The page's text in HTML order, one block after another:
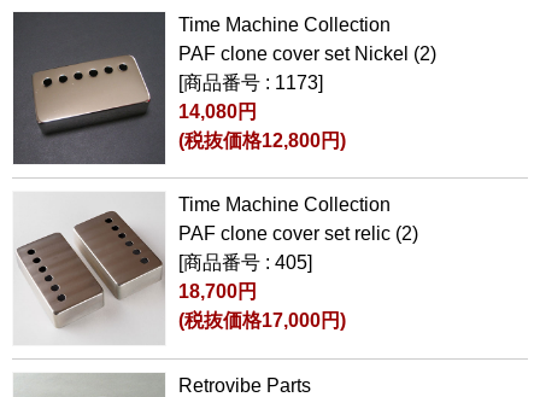
Time Machine Collection
PAF clone cover set Nickel (2)
[商品番号 : 1173]
14,080円
(税抜価格12,800円)
Time Machine Collection
PAF clone cover set relic (2)
[商品番号 : 405]
18,700円
(税抜価格17,000円)
Retrovibe Parts